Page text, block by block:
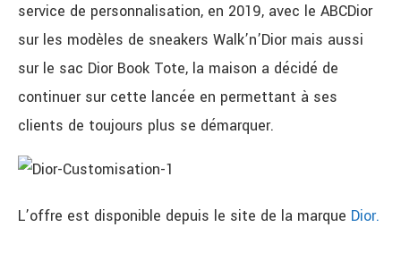
service de personnalisation, en 2019, avec le ABCDior
sur les modèles de sneakers Walk’n’Dior mais aussi
sur le sac Dior Book Tote, la maison a décidé de
continuer sur cette lancée en permettant à ses
clients de toujours plus se démarquer.
L’offre est disponible depuis le site de la marque Dior.